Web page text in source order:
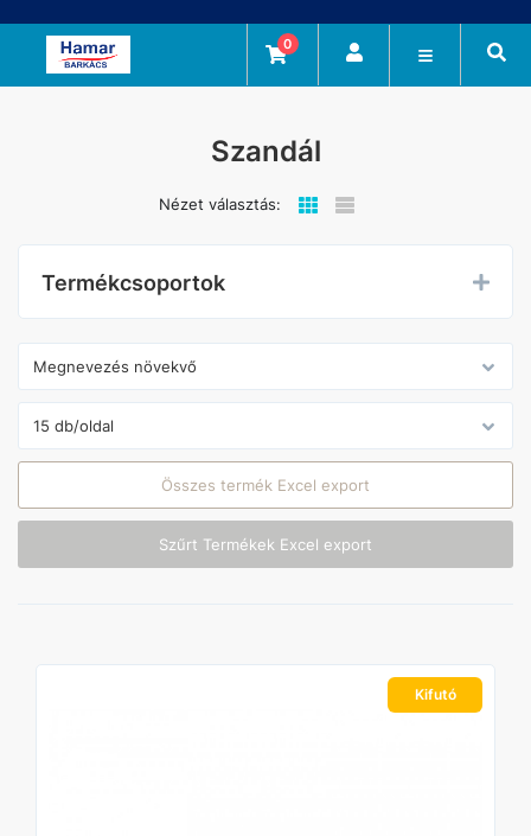
0
Szandál
Nézet választás:
Termékcsoportok
Összes termék Excel export
Szűrt Termékek Excel export
Kifutó